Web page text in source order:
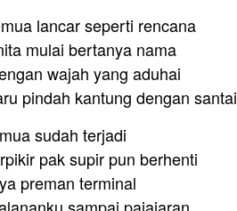
lancar seperti rencana
mulai bertanya nama
wajah yang aduhai
pindah kantung dengan santai
sudah terjadi
pak supir pun berhenti
preman terminal